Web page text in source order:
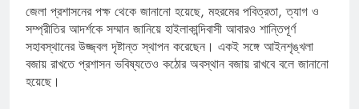
জেলা প্রশাসনের পক্ষ থেকে জানানো হয়েছে, মহরমের পবিত্রতা, ত্যাগ ও
সম্প্রীতির আদর্শকে সম্মান জানিয়ে হাইলাকান্দিবাসী আবারও শান্তিপূর্ণ
সহাবস্থানের উজ্জ্বল দৃষ্টান্ত স্থাপন করেছেন। একই সঙ্গে আইনশৃঙ্খলা
বজায় রাখতে প্রশাসন ভবিষ্যতেও কঠোর অবস্থান বজায় রাখবে বলে জানানো
হয়েছে।